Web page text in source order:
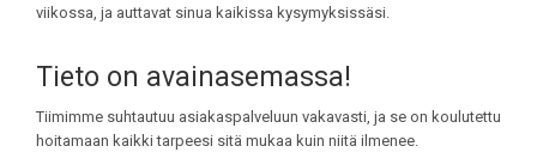
viikossa, ja auttavat sinua kaikissa kysymyksissäsi.
Tieto on avainasemassa!
Tiimimme suhtautuu asiakaspalveluun vakavasti, ja se on koulutettu
hoitamaan kaikki tarpeesi sitä mukaa kuin niitä ilmenee.